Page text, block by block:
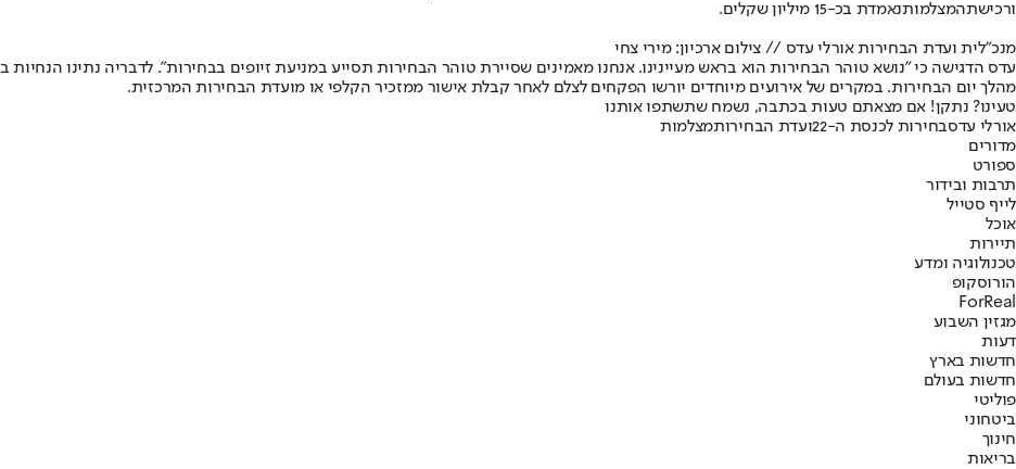
ורכישתהמצלמותנאמדת בכ-15 מיליון שקלים.
מנכ"לית ועדת הבחירות אורלי עדס // צילום ארכיון: מירי צחי
עדס הדגישה כי "נושא טוהר הבחירות הוא בראש מעיינינו. אנחנו מאמינים שסיירת טוהר הבחירות תסייע במניעת זיופים בבחירות". לדבריה נתינו
מהלך יום הבחירות. במקרים של אירועים מיוחדים יורשו הפקחים לצלם לאחר קבלת אישור ממזכיר הקלפי או מועדת הבחירות המרכזית.
טעינו? נתקן! אם מצאתם טעות בכתבה, נשמח שתשתפו אותנו
אורלי עדסבחירות לכנסת ה-22 ועדת הבחירותמצלמות
מדורים
ספורט
תרבות ובידור
לייף סטייל
אוכל
תיירות
טכנולוגיה ומדע
הורוסקופ
ForReal
מגזין השבוע
דעות
חדשות בארץ
חדשות בעולם
פוליטי
ביטחוני
חינוך
בריאות